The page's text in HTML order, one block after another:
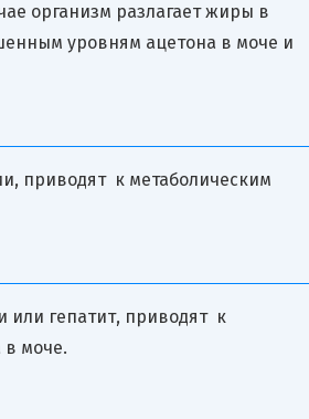
организм разлагает жиры в
уровням ацетона в моче и
приводят к метаболическим
или гепатит, приводят к
моче.